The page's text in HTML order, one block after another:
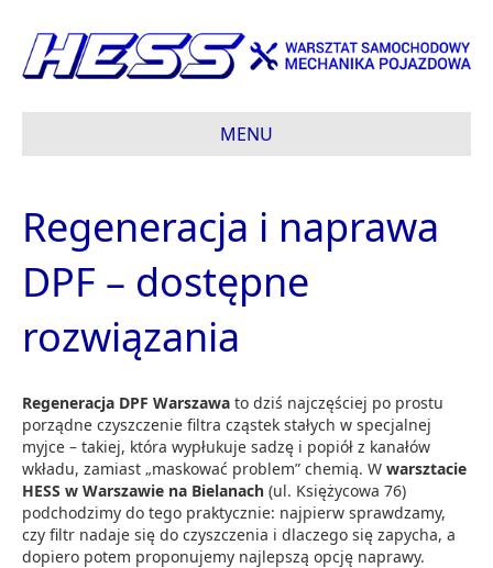
MENU
Regeneracja i naprawa
DPF – dostępne
rozwiązania
Regeneracja DPF Warszawa to dziś najczęściej po prostu
porządne czyszczenie filtra cząstek stałych w specjalnej
myjce – takiej, która wypłukuje sadzę i popiół z kanałów
wkładu, zamiast „maskować problem” chemią. W warsztacie
HESS w Warszawie na Bielanach (ul. Księżycowa 76)
podchodzimy do tego praktycznie: najpierw sprawdzamy,
czy filtr nadaje się do czyszczenia i dlaczego się zapycha, a
dopiero potem proponujemy najlepszą opcję naprawy.